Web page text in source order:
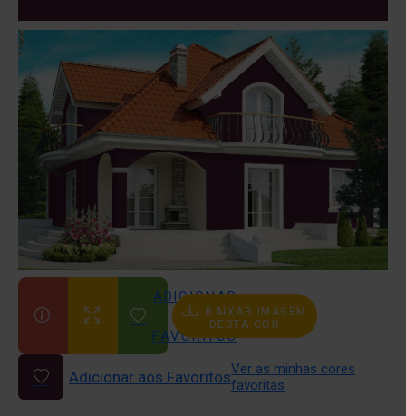
ADICIONAR
AOS
FAVORITOS
BAIXAR IMAGEM
DESTA COR
Adicionar aos FavoritosVer as minhas cores
favoritas